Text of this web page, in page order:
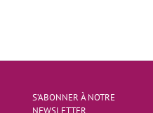
S’ABONNER À NOTRE
NEWSLETTER